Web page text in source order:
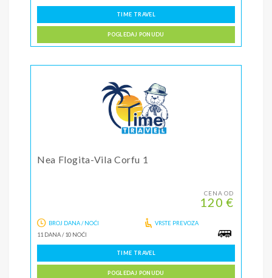
TIME TRAVEL
POGLEDAJ PONUDU
Nea Flogita-Vila Corfu 1
CENA OD
120 €
BROJ DANA / NOĆI
11 DANA/10 NOĆI
VRSTE PREVOZA
TIME TRAVEL
POGLEDAJ PONUDU